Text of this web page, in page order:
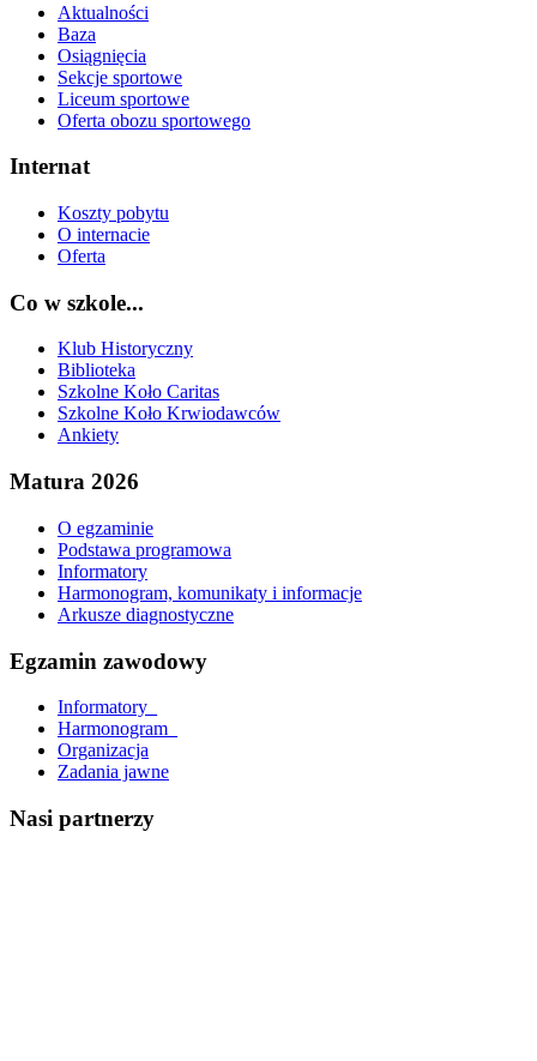
Aktualności
Baza
Osiągnięcia
Sekcje sportowe
Liceum sportowe
Oferta obozu sportowego
Internat
Koszty pobytu
O internacie
Oferta
Co w szkole...
Klub Historyczny
Biblioteka
Szkolne Koło Caritas
Szkolne Koło Krwiodawców
Ankiety
Matura 2026
O egzaminie
Podstawa programowa
Informatory
Harmonogram, komunikaty i informacje
Arkusze diagnostyczne
Egzamin zawodowy
Informatory_
Harmonogram_
Organizacja
Zadania jawne
Nasi partnerzy